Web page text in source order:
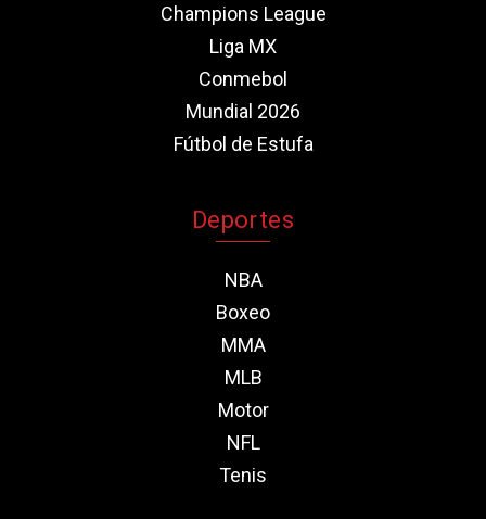
Champions League
Liga MX
Conmebol
Mundial 2026
Fútbol de Estufa
Deportes
NBA
Boxeo
MMA
MLB
Motor
NFL
Tenis